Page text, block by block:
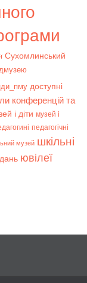
Сухомлинський
доступні
конференцій та
і діти музей і
педагогічні
музей шкільні
ювілеї